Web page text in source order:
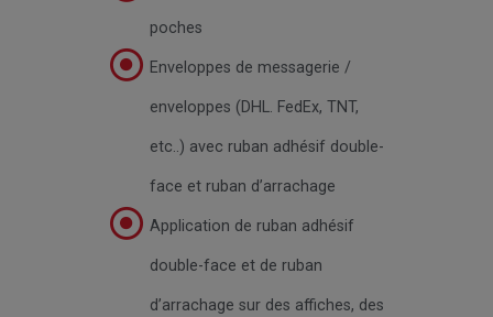
poches
Enveloppes de messagerie /
enveloppes (DHL. FedEx, TNT,
etc..) avec ruban adhésif double-
face et ruban d’arrachage
Application de ruban adhésif
double-face et de ruban
d’arrachage sur des affiches, des